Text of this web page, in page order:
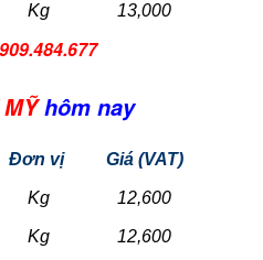
Kg 13,000
hôm nay
Đơn vị Giá (VAT)
Kg 12,600
Kg 12,600